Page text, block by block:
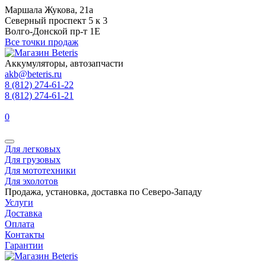
Маршала Жукова, 21а
Северный проспект 5 к 3
Волго-Донской пр-т 1Е
Все точки продаж
Аккумуляторы, автозапчасти
akb@beteris.ru
8 (812) 274-61-22
8 (812) 274-61-21
0
Для легковых
Для грузовых
Для мототехники
Для эхолотов
Продажа, установка, доставка по Северо-Западу
Услуги
Доставка
Оплата
Контакты
Гарантии